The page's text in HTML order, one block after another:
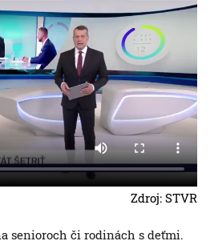
Zdroj: STVR
senioroch či rodinách s deťmi.